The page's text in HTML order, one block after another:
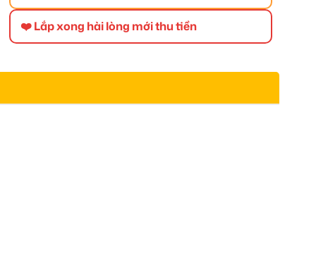
❤️ Lắp xong hài lòng mới thu tiền